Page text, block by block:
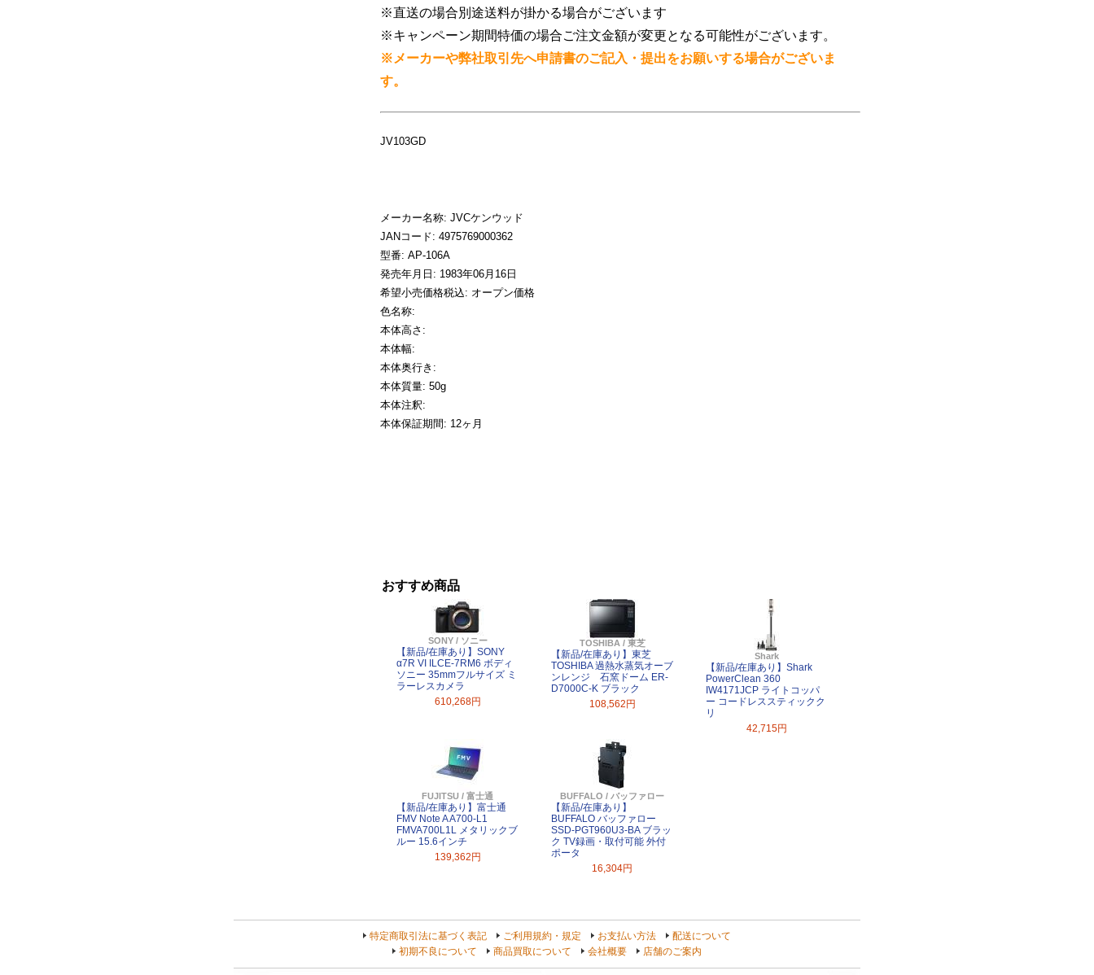
※直送の場合別途送料が掛かる場合がございます
※キャンペーン期間特価の場合ご注文金額が変更となる可能性がございます。
※メーカーや弊社取引先へ申請書のご記入・提出をお願いする場合がございま
す。
JV103GD
メーカー名称: JVCケンウッド
JANコード: 4975769000362
型番: AP-106A
発売年月日: 1983年06月16日
希望小売価格税込: オープン価格
色名称:
本体高さ:
本体幅:
本体奥行き:
本体質量: 50g
本体注釈:
本体保証期間: 12ヶ月
おすすめ商品
SONY / ソニー
【新品/在庫あり】SONY
α7R VI ILCE-7RM6 ボディ
ソニー 35mmフルサイズ ミ
ラーレスカメラ
610,268円
TOSHIBA / 東芝
【新品/在庫あり】東芝
TOSHIBA 過熱水蒸気オーブ
ンレンジ 石窯ドーム ER-
D7000C-K ブラック
108,562円
Shark
【新品/在庫あり】Shark
PowerClean 360
IW4171JCP ライトコッパ
ー コードレススティックク
リ
42,715円
FUJITSU / 富士通
【新品/在庫あり】富士通
FMV Note A A700-L1
FMVA700L1L メタリックブ
ルー 15.6インチ
139,362円
BUFFALO / バッファロー
【新品/在庫あり】
BUFFALO バッファロー
SSD-PGT960U3-BA ブラッ
ク TV録画・取付可能 外付
ポータ
16,304円
特定商取引法に基づく表記 ご利用規約・規定 お支払い方法
配送について
初期不良について
商品買取について 会社概要 店舗のご案内